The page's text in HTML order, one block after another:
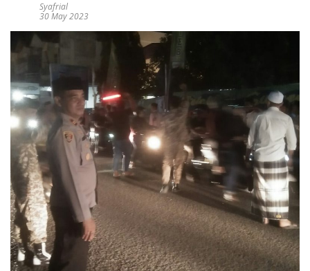
Syafrial
30 May 2023